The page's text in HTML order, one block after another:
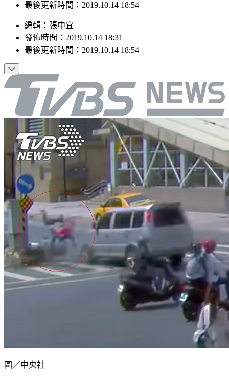
發佈時間：2019.10.14 18:31
編輯：張中宜
發佈時間：2019.10.14 18:31